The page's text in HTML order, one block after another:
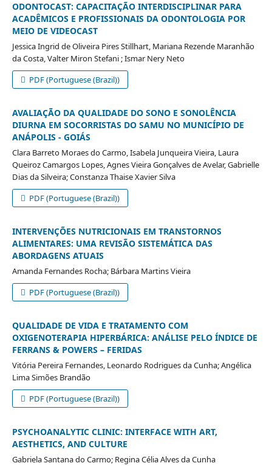
ODONTOCAST: CAPACITAÇÃO INTERDISCIPLINAR PARA
ACADÊMICOS E PROFISSIONAIS DA ODONTOLOGIA POR
MEIO DE VIDEOCAST
Jessica Ingrid de Oliveira Pires Stillhart, Mariana Rezende Maranhão
da Costa, Valter Miron Stefani ; Ismar Nery Neto
PDF (Portuguese (Brazil))
AVALIAÇÃO DA QUALIDADE DO SONO E SONOLÊNCIA
DIURNA EM SOCORRISTAS DO SAMU NO MUNICÍPIO DE
ANÁPOLIS - GOIÁS
Clara Barreto Moraes do Carmo, Isabela Junqueira Vieira, Laura
Queiroz Camargos Lopes, Agnes Vieira Gonçalves de Avelar, Gabrielle
Dias da Silveira; Constanza Thaise Xavier Silva
PDF (Portuguese (Brazil))
INTERVENÇÕES NUTRICIONAIS EM TRANSTORNOS
ALIMENTARES: UMA REVISÃO SISTEMÁTICA DAS
ABORDAGENS ATUAIS
Amanda Fernandes Rocha; Bárbara Martins Vieira
PDF (Portuguese (Brazil))
QUALIDADE DE VIDA E TRATAMENTO COM
OXIGENOTERAPIA HIPERBÁRICA: ANÁLISE PELO ÍNDICE DE
FERRANS & POWERS – FERIDAS
Vitória Pereira Fernandes, Leonardo Rodrigues da Cunha; Angélica
Lima Simões Brandão
PDF (Portuguese (Brazil))
PSYCHOANALYTIC CLINIC: INTERFACE WITH ART,
AESTHETICS, AND CULTURE
Gabriela Santana do Carmo; Regina Célia Alves da Cunha